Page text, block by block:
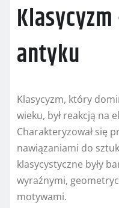
antyku
Klasycyzm, który
wieku, był reakcją na
Charakteryzował się
nawiązaniami do
klasycystyczne były
wyraźnymi,
motywami.